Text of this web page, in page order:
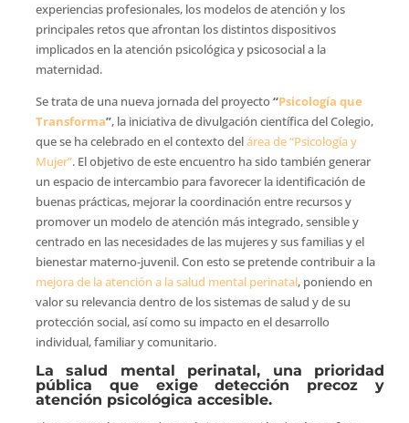
experiencias profesionales, los modelos de atención y los
principales retos que afrontan los distintos dispositivos
implicados en la atención psicológica y psicosocial a la
maternidad.
Se trata de una nueva jornada del proyecto“Psicología que
Transforma”, la iniciativa de divulgación científica del Colegio,
que se ha celebrado en el contexto delárea de “Psicología y
Mujer”. El objetivo de este encuentro ha sido también generar
un espacio de intercambio para favorecer la identificación de
buenas prácticas, mejorar la coordinación entre recursos y
promover un modelo de atención más integrado, sensible y
centrado en las necesidades de las mujeres y sus familias y el
bienestar materno-juvenil. Con esto se pretende contribuir a la
mejora de la atención a la salud mental perinatal, poniendo en
valor su relevancia dentro de los sistemas de salud y de su
protección social, así como su impacto en el desarrollo
individual, familiar y comunitario.
La salud mental perinatal, una prioridad
pública que exige detección precoz y
atención psicológica accesible.